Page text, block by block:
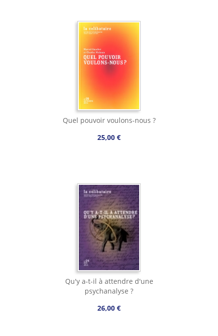
Quel pouvoir voulons-nous ?
25,00 €
Qu'y a-t-il à attendre d'une
psychanalyse ?
26,00 €